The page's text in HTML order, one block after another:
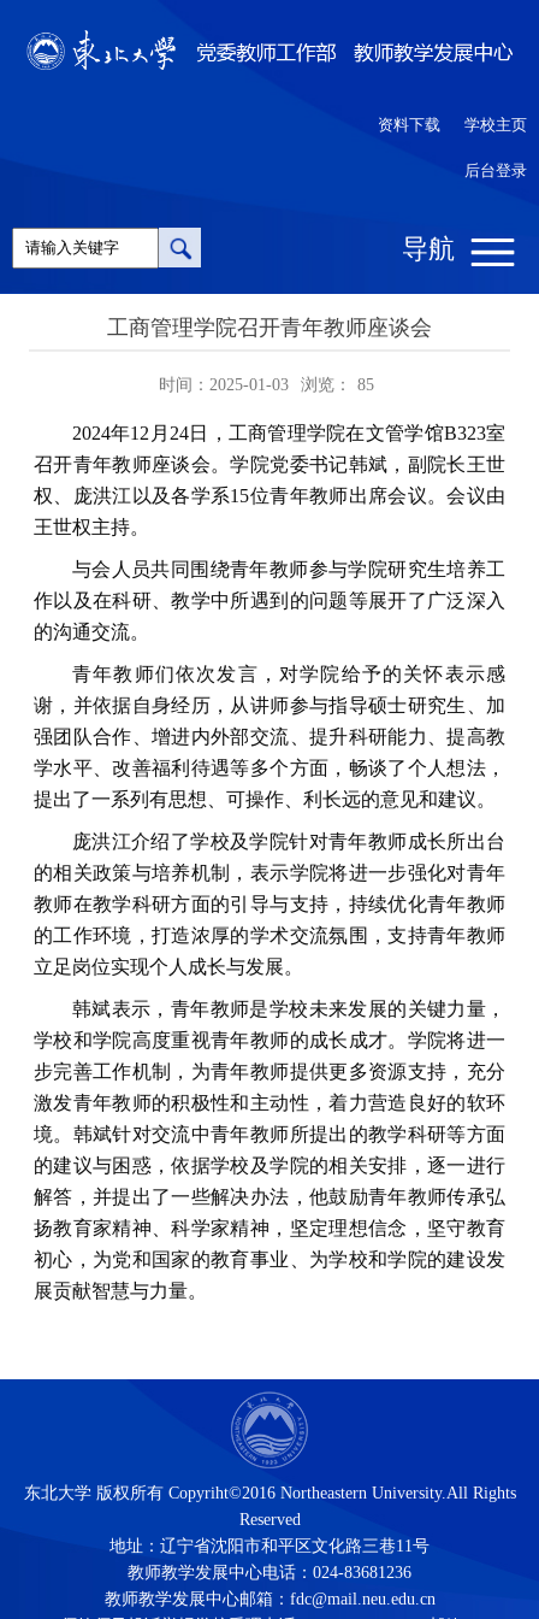
学校主页
后台登录
资料下载
导航
工商管理学院召开青年教师座谈会
时间：2025-01-03 浏览： 85
2024年12月24日，工商管理学院在文管学馆B323室
召开青年教师座谈会。学院党委书记韩斌，副院长王世
权、庞洪江以及各学系15位青年教师出席会议。会议由
王世权主持。
与会人员共同围绕青年教师参与学院研究生培养工
作以及在科研、教学中所遇到的问题等展开了广泛深入
的沟通交流。
青年教师们依次发言，对学院给予的关怀表示感
谢，并依据自身经历，从讲师参与指导硕士研究生、加
强团队合作、增进内外部交流、提升科研能力、提高教
学水平、改善福利待遇等多个方面，畅谈了个人想法，
提出了一系列有思想、可操作、利长远的意见和建议。
庞洪江介绍了学校及学院针对青年教师成长所出台
的相关政策与培养机制，表示学院将进一步强化对青年
教师在教学科研方面的引导与支持，持续优化青年教师
的工作环境，打造浓厚的学术交流氛围，支持青年教师
立足岗位实现个人成长与发展。
韩斌表示，青年教师是学校未来发展的关键力量，
学校和学院高度重视青年教师的成长成才。学院将进一
步完善工作机制，为青年教师提供更多资源支持，充分
激发青年教师的积极性和主动性，着力营造良好的软环
境。韩斌针对交流中青年教师所提出的教学科研等方面
的建议与困惑，依据学校及学院的相关安排，逐一进行
解答，并提出了一些解决办法，他鼓励青年教师传承弘
扬教育家精神、科学家精神，坚定理想信念，坚守教育
初心，为党和国家的教育事业、为学校和学院的建设发
展贡献智慧与力量。
东北大学 版权所有 Copyriht©2016 Northeastern University.All Rights
Reserved
地址：辽宁省沈阳市和平区文化路三巷11号
教师教学发展中心电话：024-83681236
教师教学发展中心邮箱：fdc@mail.neu.edu.cn